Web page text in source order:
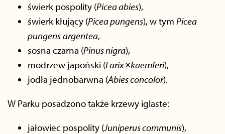
świerk pospolity (Picea abies),
świerk kłujący (Picea pungens), w tym Picea
pungensargentea,
sosna czarna (Pinus nigra),
modrzew japoński (Larix×kaemferi),
jodła jednobarwna (Abies concolor).
W Parku posadzono także krzewy iglaste:
jałowiec pospolity (Juniperus communis),